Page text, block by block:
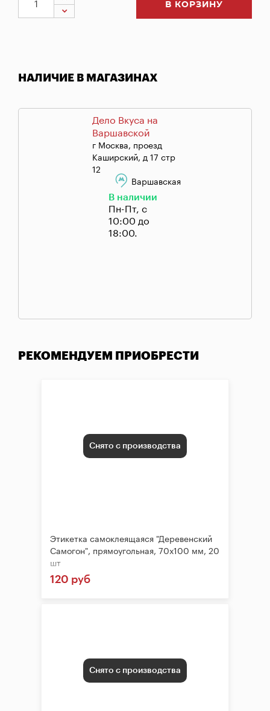
В КОРЗИНУ
НАЛИЧИЕ В МАГАЗИНАХ
Дело Вкуса на
Варшавской
г Москва, проезд
Каширский, д 17 стр
12
Варшавская
В наличии
Пн-Пт, с
10:00 до
18:00.
РЕКОМЕНДУЕМ ПРИОБРЕСТИ
Снято с производства
Этикетка самоклеящаяся "Деревенский
Самогон", прямоугольная, 70х100 мм, 20
шт
120 руб
Снято с производства